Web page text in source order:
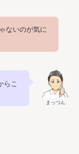
ないのが気に
まっつん
らこ